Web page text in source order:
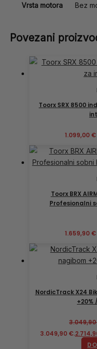
Vrsta motora Bez
Povezani
Toorx SRX 8500
1.099,00 €
Toorx BRX
Profesionalni
1.659,90 €
NordicTrack X24
+20%
3.049,90
3.049,90 €.